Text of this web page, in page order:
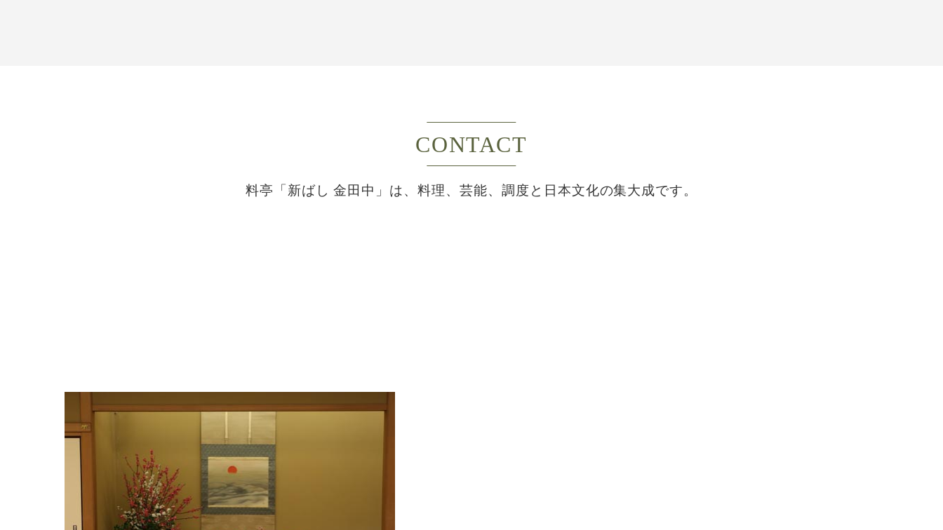
CONTACT
料亭「新ばし 金田中」は、料理、芸能、調度と日本文化の集大成です。